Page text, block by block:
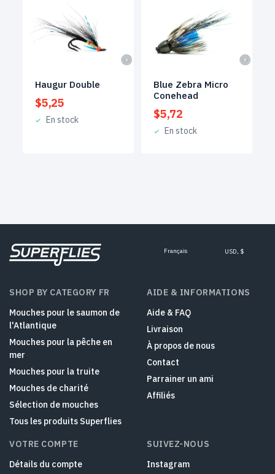
Haugur Double
$5,25
En stock
Blue Zebra Micro
Conehead
$5,72
En stock
Français USD, $
SHOP BY CATEGORY FR
Mouches pour le saumon de
l'Atlantique
Mouches pour la pêche en
mer
Mouches pour la truite
Mouches de charité
Sélection de mouches
Tous les produits Superflies
AIDE & INFORMATIONS
Aide & FAQ
Livraison
À propos de nous
Contact
Parrainer un ami
Affiliés
VOTRE COMPTE
Détails du compte
SUIVEZ-NOUS
Instagram